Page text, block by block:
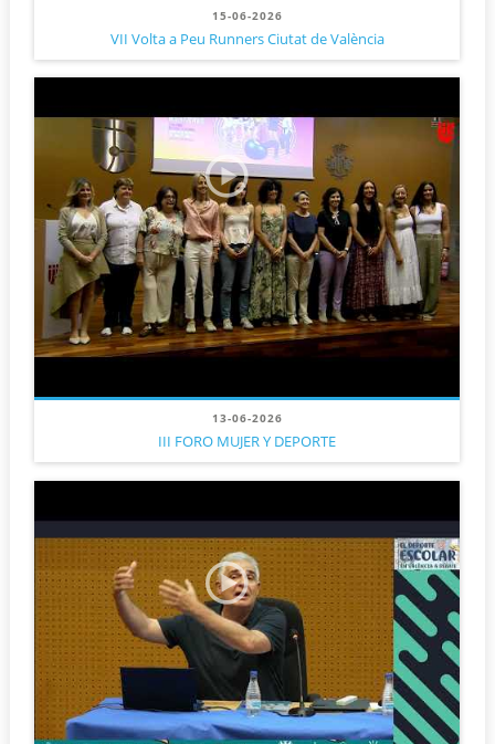
15-06-2026
VII Volta a Peu Runners Ciutat de València
13-06-2026
III FORO MUJER Y DEPORTE